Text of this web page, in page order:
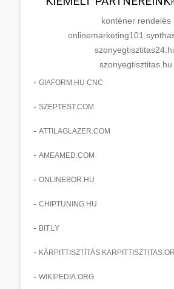
konténer rendelés
szonyegtisztitas.hu
- GIAFORM.HU CNC
- SZEPTEST.COM
- ATTILAGLAZER.COM
- AMEAMED.COM
- ONLINEBOR.HU
- CHIPTUNING.HU
- BIT.LY
- KÁRPITTISZTÍTÁS
- WIKIPEDIA.ORG